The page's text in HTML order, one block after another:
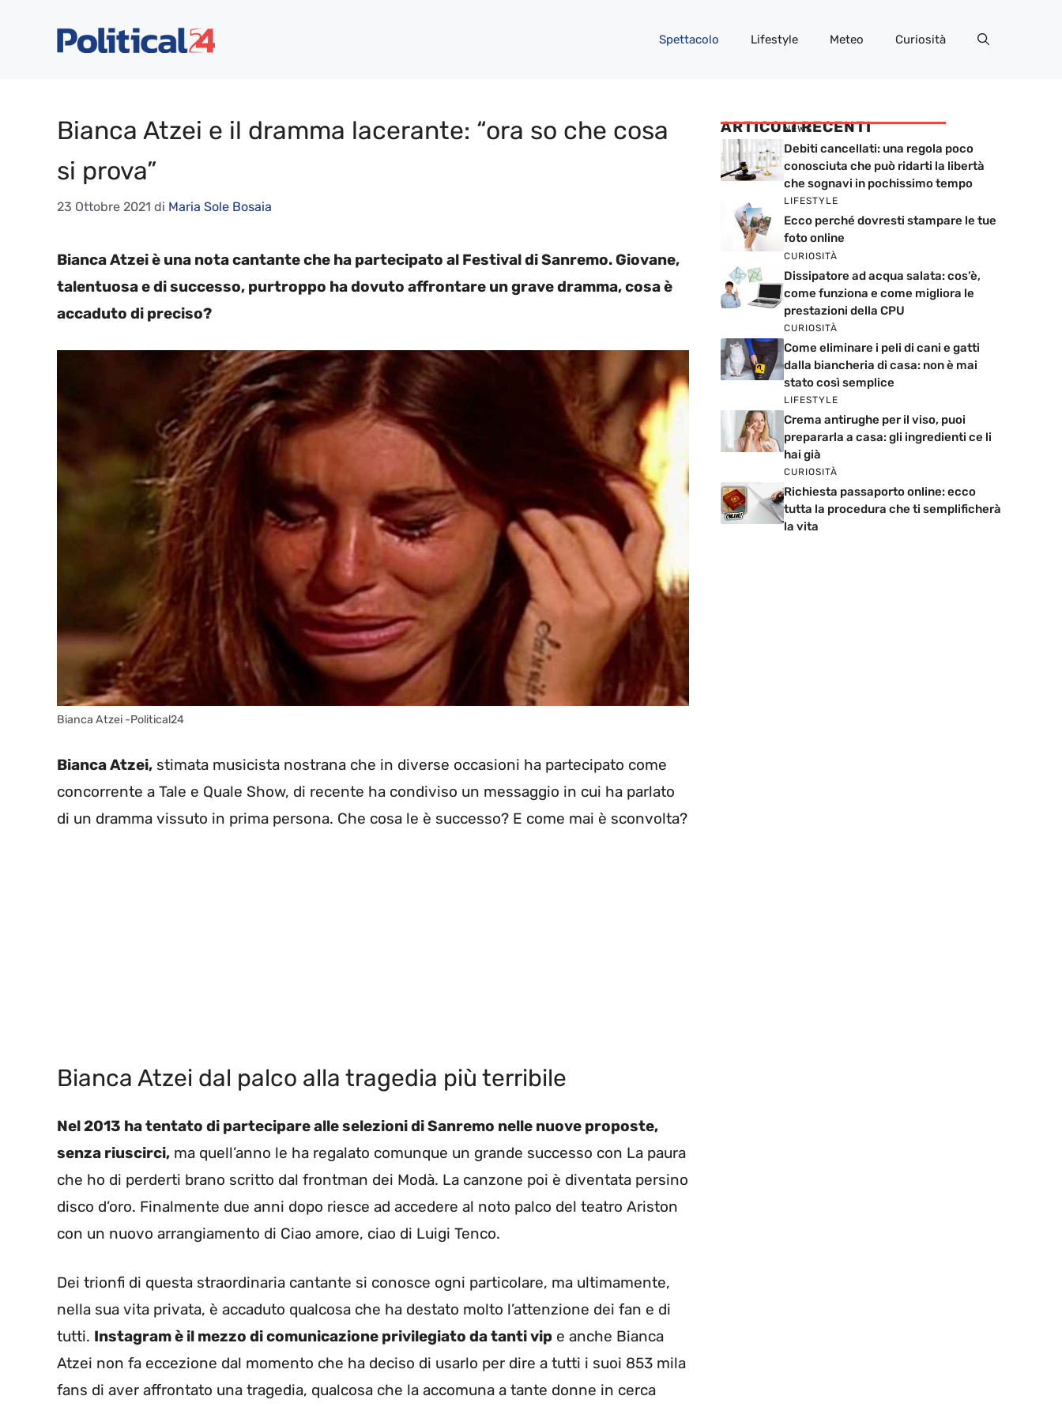
Spettacolo Lifestyle Meteo Curiosità
Bianca Atzei e il dramma lacerante: “ora so che cosa
si prova”
23 Ottobre 2021 di Maria Sole Bosaia
Bianca Atzei è una nota cantante che ha partecipato al Festival di Sanremo. Giovane,
talentuosa e di successo, purtroppo ha dovuto affrontare un grave dramma, cosa è
accaduto di preciso?
Bianca Atzei -Political24
Bianca Atzei, stimata musicista nostrana che in diverse occasioni ha partecipato come
concorrente a Tale e Quale Show, di recente ha condiviso un messaggio in cui ha parlato
di un dramma vissuto in prima persona. Che cosa le è successo? E come mai è sconvolta?
Bianca Atzei dal palco alla tragedia più terribile
Nel 2013 ha tentato di partecipare alle selezioni di Sanremo nelle nuove proposte,
senza riuscirci, ma quell’anno le ha regalato comunque un grande successo con La paura
che ho di perderti brano scritto dal frontman dei Modà. La canzone poi è diventata persino
disco d’oro. Finalmente due anni dopo riesce ad accedere al noto palco del teatro Ariston
con un nuovo arrangiamento di Ciao amore, ciao di Luigi Tenco.
Dei trionfi di questa straordinaria cantante si conosce ogni particolare, ma ultimamente,
nella sua vita privata, è accaduto qualcosa che ha destato molto l’attenzione dei fan e di
tutti. Instagram è il mezzo di comunicazione privilegiato da tanti vip e anche Bianca
Atzei non fa eccezione dal momento che ha deciso di usarlo per dire a tutti i suoi 853 mila
fans di aver affrontato una tragedia, qualcosa che la accomuna a tante donne in cerca
ARTICOLI RECENTI
NEWS
Debiti cancellati: una regola poco
conosciuta che può ridarti la libertà
che sognavi in pochissimo tempo
LIFESTYLE
Ecco perché dovresti stampare le tue
foto online
CURIOSITÀ
Dissipatore ad acqua salata: cos’è,
come funziona e come migliora le
prestazioni della CPU
CURIOSITÀ
Come eliminare i peli di cani e gatti
dalla biancheria di casa: non è mai
stato così semplice
LIFESTYLE
Crema antirughe per il viso, puoi
prepararla a casa: gli ingredienti ce li
hai già
CURIOSITÀ
Richiesta passaporto online: ecco
tutta la procedura che ti semplificherà
la vita